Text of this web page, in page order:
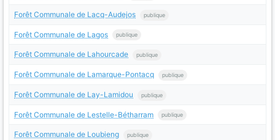
Forêt Communale de Lacq-Audejos publique
Forêt Communale de Lagos publique
Forêt Communale de Lahourcade publique
Forêt Communale de Lamarque-Pontacq publique
Forêt Communale de Lay-Lamidou publique
Forêt Communale de Lestelle-Bétharram publique
Forêt Communale de Loubieng publique